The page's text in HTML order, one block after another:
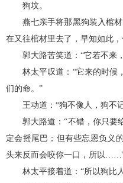
狗坟。
燕七亲手将那黑狗装入棺材
在又往棺材里去了，早知如此
郭大路苦笑道：“它若不来
林太平叹道：“它来的时候
们的命。”
王动道：“狗不像人，狗不
郭大路道：“不错，你只要
定会摇尾巴；但有些忘恩负义
头来反而会咬你一口，所以
林太平接着道：“所以狗比人